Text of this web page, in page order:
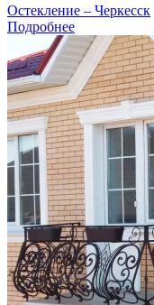
Остекление – Черкесск
Подробнее